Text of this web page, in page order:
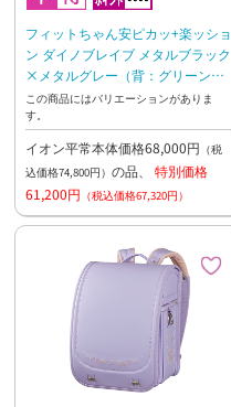
フィットちゃん安ピカッ+楽ッショ
ン ダイノブレイブ メタルブラック
×メタルグレー（背：グリーン）
27年2月下旬お渡し予定
この商品にはバリエーションがありま
す。
イオン平常本体価格68,000円 （税
込価格74,800円） の品、 特別価格
61,200円 （税込価格67,320円）